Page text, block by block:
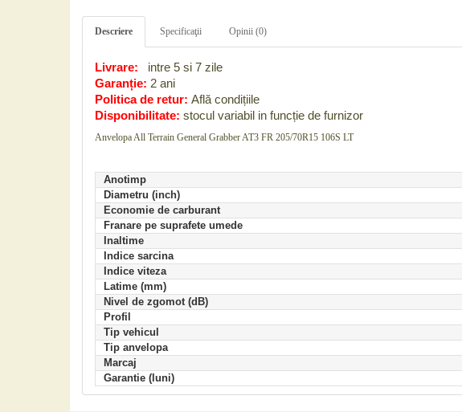
Descriere Specificaţii Opinii (0)
Livrare:
intre 5 si 7 zile
Garanție: 2 ani
Politica de retur: Află condițiile
Disponibilitate: stocul variabil in funcție de furnizor
Anvelopa All Terrain General Grabber AT3 FR 205/70R15 106S LT
Anotimp
Diametru (inch)
Economie de carburant
Franare pe suprafete umede
Inaltime
Indice sarcina
Indice viteza
Latime (mm)
Nivel de zgomot (dB)
Profil
Tip vehicul
Tip anvelopa
Marcaj
Garantie (luni)